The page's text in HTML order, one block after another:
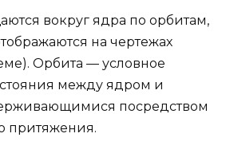
вокруг ядра по орбитам,
на чертежах
Орбита — условное
между ядром и
посредством
притяжения.